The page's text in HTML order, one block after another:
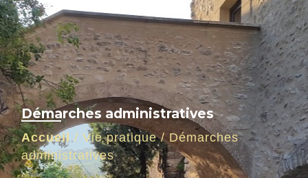
Démarches administratives
Accueil / Vie pratique/Démarches
administratives